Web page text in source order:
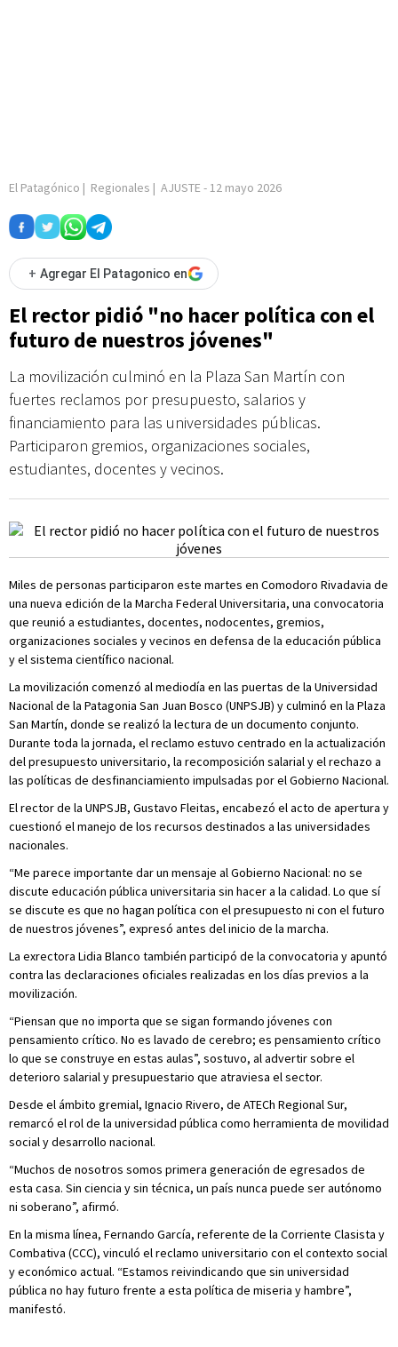
El Patagónico | Regionales | AJUSTE- 12 mayo 2026
+ Agregar El Patagonico en
El rector pidió "no hacer política con el
futuro de nuestros jóvenes"
La movilización culminó en la Plaza San Martín con
fuertes reclamos por presupuesto, salarios y
financiamiento para las universidades públicas.
Participaron gremios, organizaciones sociales,
estudiantes, docentes y vecinos.
Miles de personas participaron este martes en Comodoro Rivadavia de
una nueva edición de la Marcha Federal Universitaria, una convocatoria
que reunió a estudiantes, docentes, nodocentes, gremios,
organizaciones sociales y vecinos en defensa de la educación pública
y el sistema científico nacional.
La movilización comenzó al mediodía en las puertas de la Universidad
Nacional de la Patagonia San Juan Bosco (UNPSJB) y culminó en la Plaza
San Martín, donde se realizó la lectura de un documento conjunto.
Durante toda la jornada, el reclamo estuvo centrado en la actualización
del presupuesto universitario, la recomposición salarial y el rechazo a
las políticas de desfinanciamiento impulsadas por el Gobierno Nacional.
El rector de la UNPSJB, Gustavo Fleitas, encabezó el acto de apertura y
cuestionó el manejo de los recursos destinados a las universidades
nacionales.
“Me parece importante dar un mensaje al Gobierno Nacional: no se
discute educación pública universitaria sin hacer a la calidad. Lo que sí
se discute es que no hagan política con el presupuesto ni con el futuro
de nuestros jóvenes”, expresó antes del inicio de la marcha.
La exrectora Lidia Blanco también participó de la convocatoria y apuntó
contra las declaraciones oficiales realizadas en los días previos a la
movilización.
“Piensan que no importa que se sigan formando jóvenes con
pensamiento crítico. No es lavado de cerebro; es pensamiento crítico
lo que se construye en estas aulas”, sostuvo, al advertir sobre el
deterioro salarial y presupuestario que atraviesa el sector.
Desde el ámbito gremial, Ignacio Rivero, de ATECh Regional Sur,
remarcó el rol de la universidad pública como herramienta de movilidad
social y desarrollo nacional.
“Muchos de nosotros somos primera generación de egresados de
esta casa. Sin ciencia y sin técnica, un país nunca puede ser autónomo
ni soberano”, afirmó.
En la misma línea, Fernando García, referente de la Corriente Clasista y
Combativa (CCC), vinculó el reclamo universitario con el contexto social
y económico actual. “Estamos reivindicando que sin universidad
pública no hay futuro frente a esta política de miseria y hambre”,
manifestó.